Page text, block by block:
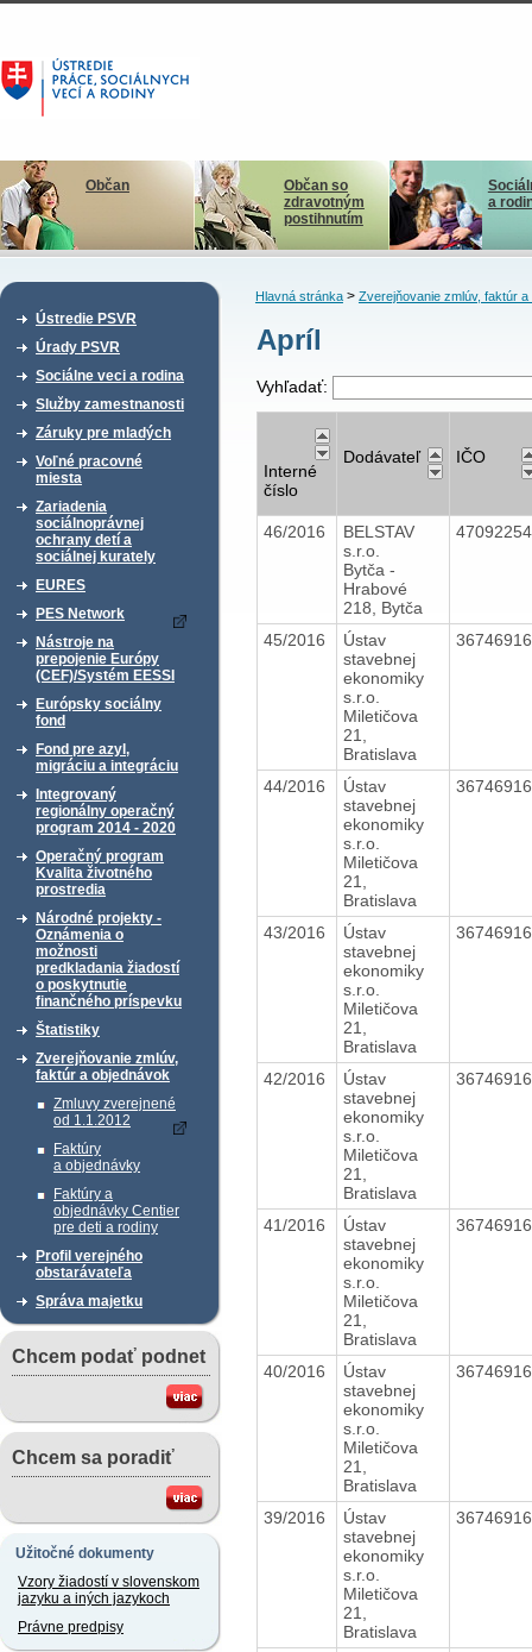
Občan
Občan so
zdravotným
postihnutím
a
Ústredie PSVR
Úrady PSVR
Sociálne veci a rodina
Služby zamestnanosti
Záruky pre mladých
Voľné pracovné
miesta
Zariadenia
sociálnoprávnej
ochrany detí a
sociálnej kurately
EURES
PES Network
Nástroje na
prepojenie Európy
(CEF)/Systém EESSI
Európsky sociálny
fond
Fond pre azyl,
migráciu a integráciu
Integrovaný
regionálny operačný
program 2014 - 2020
Operačný program
Kvalita životného
prostredia
Národné projekty -
Oznámenia o
možnosti
predkladania žiadostí
o poskytnutie
finančného príspevku
Štatistiky
Zverejňovanie zmlúv,
faktúr a objednávok
Zmluvy zverejnené
od 1.1.2012
Faktúry
a objednávky
Faktúry a
objednávky Centier
pre deti a rodiny
Profil verejného
obstarávateľa
Správa majetku
Chcem podať podnet
Chcem sa poradiť
Užitočné dokumenty
Vzory žiadostí v slovenskom
jazyku a iných jazykoch
Právne predpisy
Hlavná stránka> Zverejňovanie zmlúv, faktúr a
Apríl
Vyhľadať:
Interné
číslo
Dodávateľ IČO
46/2016
BELSTAV
s.r.o.
Bytča -
Hrabové
218, Bytča
45/2016
Ústav
stavebnej
ekonomiky
s.r.o.
Miletičova
21,
Bratislava
44/2016
Ústav
stavebnej
ekonomiky
s.r.o.
Miletičova
21,
Bratislava
43/2016
Ústav
stavebnej
ekonomiky
s.r.o.
Miletičova
21,
Bratislava
42/2016
Ústav
stavebnej
ekonomiky
s.r.o.
Miletičova
21,
Bratislava
41/2016
Ústav
stavebnej
ekonomiky
s.r.o.
Miletičova
21,
Bratislava
40/2016
Ústav
stavebnej
ekonomiky
s.r.o.
Miletičova
21,
Bratislava
39/2016
Ústav
stavebnej
ekonomiky
s.r.o.
Miletičova
21,
Bratislava